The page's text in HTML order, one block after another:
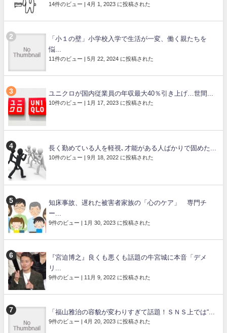
14件のビュー 4月 1, 2023 に投稿された
「小１の壁」小学校入学で生活が一変、働く親たちを
悩...
11件のビュー 5月 22, 2024 に投稿された
ユニクロが国内従業員の年収最大40％引き上げ…世間...
10件のビュー 1月 17, 2023 に投稿された
長く勤めている人を軽視､才能がある人ばかりで固めた...
10件のビュー 9月 18, 2022 に投稿された
知床事故、遅れた被害者家族の「心のケア」 専門チ
ー...
9件のビュー 1月 30, 2023 に投稿された
『宮迫博之』良くも悪くも話題の牛宮城に本音「デメ
リ...
9件のビュー 11月 9, 2022 に投稿された
「福山雅治の容貌が変わりすぎて話題！ＳＮＳ上では“...
9件のビュー 4月 20, 2023 に投稿された